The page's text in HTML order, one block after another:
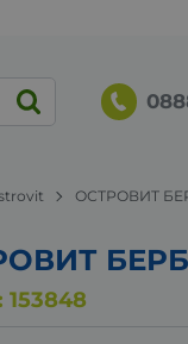
ОСТРОВИТ
153848